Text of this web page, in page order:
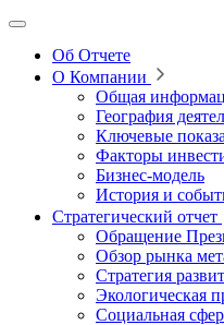
Об Отчете
О Компании
Общая
География
Ключевые
Факторы
Бизнес-модель
История и
Стратегический отчет
Обращение
Обзор рынка
Стратегия
Экологическая
Социальная